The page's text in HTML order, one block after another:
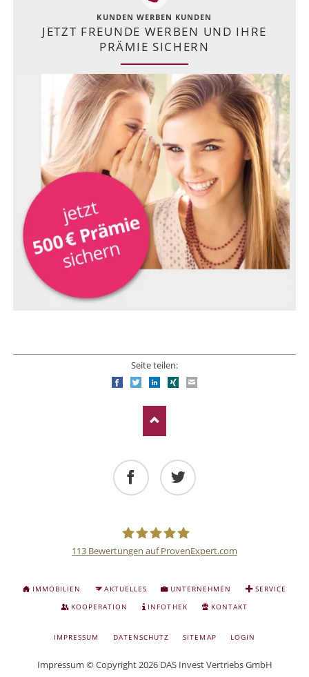
KUNDEN WERBEN KUNDEN
JETZT FREUNDE WERBEN UND IHRE
PRÄMIE SICHERN
Seite teilen:
FacebookTwitterLinkedIn
Xing
Anlage
und
113 Bewertungen auf ProvenExpert.com
NAVIGATION
ÜBERSPRINGEN
IMMOBILIEN AKTUELLES UNTERNEHMEN
SERVICE
KOOPERATION
INFOTHEK KONTAKT
IMPRESSUM DATENSCHUTZ SITEMAP LOGIN
Impressum © Copyright 2026 DAS Invest Vertriebs GmbH